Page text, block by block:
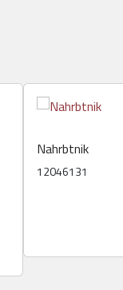
Nahrbtnik
12046131